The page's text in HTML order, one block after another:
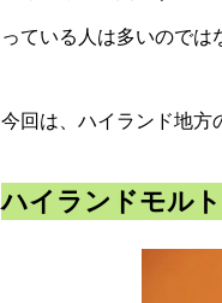
っている人は多いのでは
今回は、ハイランド地方
ハイランドモル